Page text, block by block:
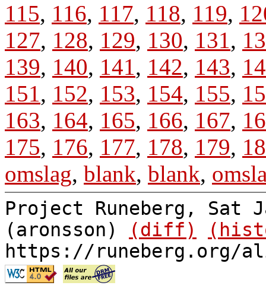
115, 116, 117, 118, 119,
127, 128, 129, 130, 131,
139, 140, 141, 142, 143,
151, 152, 153, 154, 155,
163, 164, 165, 166, 167,
175, 176, 177, 178, 179,
omslag, blank, blank,
Project Runeberg, Sat
(aronsson)
(diff)
https://runeberg.org/